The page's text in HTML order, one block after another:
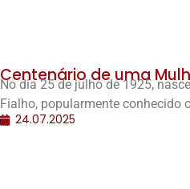
Centenário de uma
No dia 25 de julho de 1925,
Fialho, popularmente conhecido
24.07.2025